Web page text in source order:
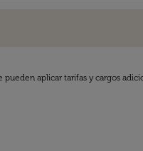
aplicar tarifas y cargos